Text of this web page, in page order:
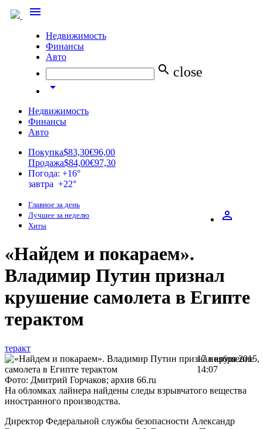
menu
Недвижимость
Финансы
Авто
search close
arrow_drop_down
Недвижимость
Финансы
Авто
Покупка$83,30€96,00
Продажа$84,00€97,30
Погода: +16°
завтра +22°
perm_identity
Главное за день
Лучшее за неделю
Хиты
«Найдем и покараем».
Владимир Путин признал
крушение самолета в Египте
терактом
теракт
17 ноября 2015,
14:07
Фото: Дмитрий Горчаков; архив 66.ru
На обломках лайнера найдены следы взрывчатого вещества
иностранного производства.
Директор Федеральной службы безопасности Александр